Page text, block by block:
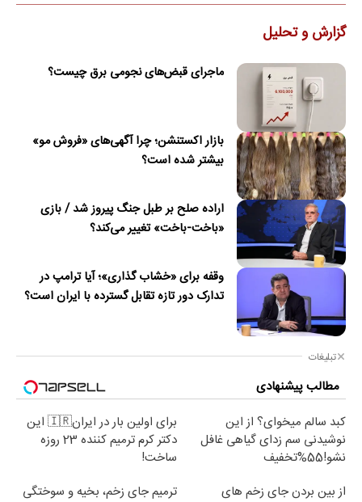
گزارش و تحلیل
ماجرای قبض‌های نجومی برق چیست؟
بازار اکستنشن؛ چرا آگهی‌های «فروش مو»
بیشتر شده است؟
اراده صلح بر طبل جنگ پیروز شد / بازی
«باخت-باخت» تغییر می‌کند؟
وقفه برای «خشاب گذاری»؛ آیا ترامپ در
تدارک دور تازه تقابل گسترده با ایران است؟
تبلیغات
مطالب پیشنهادی
کبد سالم میخوای؟ از این
نوشیدنی سم زدای گیاهی غافل
نشو!55%تخفیف
برای اولین بار در ایران🇮🇷 این
دکتر کرم ترمیم کننده 23 روزه
ساخت!
از بین بردن جای زخم های
ترمیم جای زخم، بخیه و سوختگی